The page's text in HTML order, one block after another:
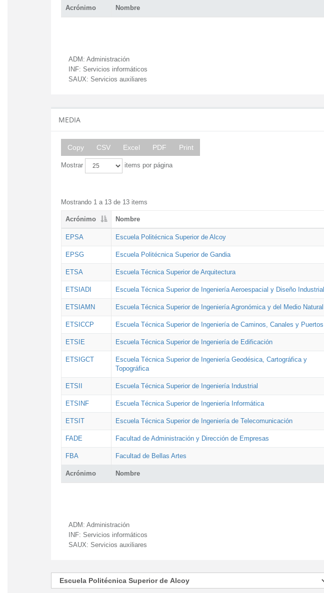
Acrónimo Nombre
ADM: Administración
INF: Servicios informáticos
SAUX: Servicios auxiliares
MEDIA
Copy CSV Excel PDF Print
Mostrar items por página
Mostrando 1 a 13 de 13 items
Acrónimo Nombre
Acrónimo Nombre
EPSA Escuela Politécnica Superior de Alcoy
EPSG Escuela Politécnica Superior de Gandia
ETSA Escuela Técnica Superior de Arquitectura
ETSIADI Escuela Técnica Superior de Ingeniería Aeroespacial y Diseño Industrial
ETSIAMN Escuela Técnica Superior de Ingeniería Agronómica y del Medio Natural
ETSICCP Escuela Técnica Superior de Ingeniería de Caminos, Canales y Puertos
ETSIE Escuela Técnica Superior de Ingeniería de Edificación
ETSIGCT
Escuela Técnica Superior de Ingeniería Geodésica, Cartográfica y
Topográfica
ETSII Escuela Técnica Superior de Ingeniería Industrial
ETSINF Escuela Técnica Superior de Ingeniería Informática
ETSIT Escuela Técnica Superior de Ingeniería de Telecomunicación
FADE Facultad de Administración y Dirección de Empresas
FBA Facultad de Bellas Artes
ADM: Administración
INF: Servicios informáticos
SAUX: Servicios auxiliares